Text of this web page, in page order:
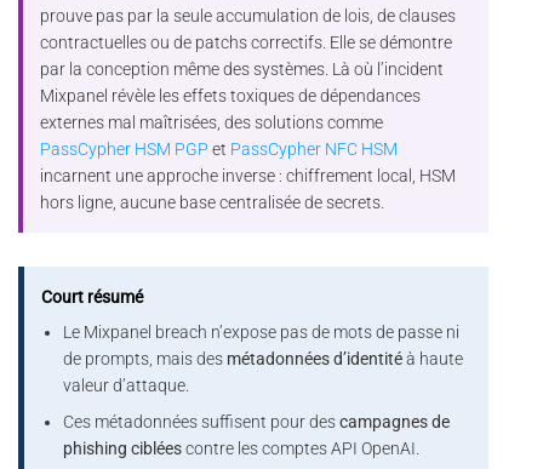
prouve pas par la seule accumulation de lois, de clauses
contractuelles ou de patchs correctifs. Elle se démontre
par la conception même des systèmes. Là où l’incident
Mixpanel révèle les effets toxiques de dépendances
externes mal maîtrisées, des solutions comme
PassCypher HSM PGP et PassCypher NFC HSM
incarnent une approche inverse : chiffrement local, HSM
hors ligne, aucune base centralisée de secrets.
Court résumé
Le Mixpanel breach n’expose pas de mots de passe ni
de prompts, mais des métadonnées d’identitéà haute
valeur d’attaque.
Ces métadonnées suffisent pour descampagnes de
phishing cibléescontre les comptes API OpenAI.